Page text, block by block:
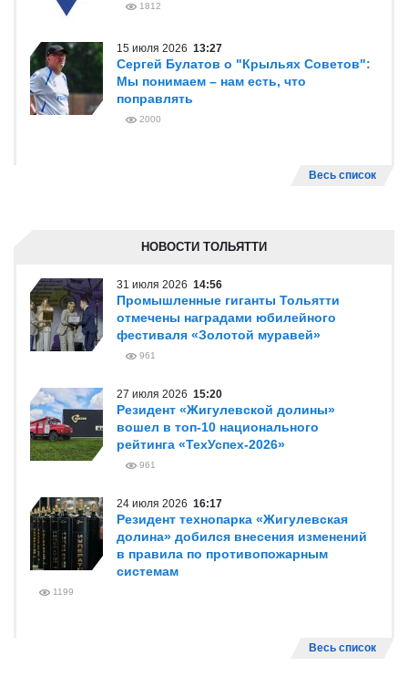
1812
15 июля 2026 13:27
Сергей Булатов о "Крыльях Советов":
Мы понимаем – нам есть, что
поправлять
2000
Весь список
НОВОСТИ ТОЛЬЯТТИ
31 июля 2026 14:56
Промышленные гиганты Тольятти
отмечены наградами юбилейного
фестиваля «Золотой муравей»
961
27 июля 2026 15:20
Резидент «Жигулевской долины»
вошел в топ-10 национального
рейтинга «ТехУспех-2026»
961
24 июля 2026 16:17
Резидент технопарка «Жигулевская
долина» добился внесения изменений
в правила по противопожарным
системам
1199
Весь список